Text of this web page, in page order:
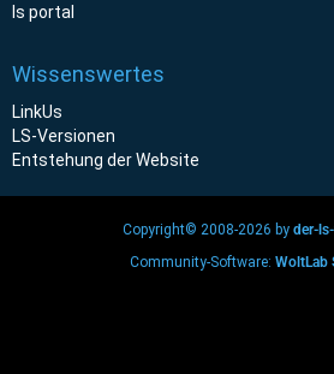
ls portal
Wissenswertes
LinkUs
LS-Versionen
Entstehung der Website
Copyright© 2008-2026 by der-
Community-Software: WoltLab